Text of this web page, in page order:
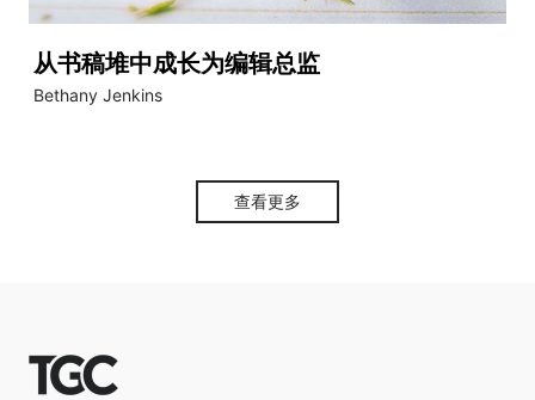
从书稿堆中成长为编辑总监
Bethany Jenkins
查看更多